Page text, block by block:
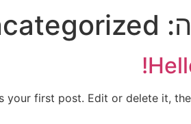
your first post. Edit or delete it,